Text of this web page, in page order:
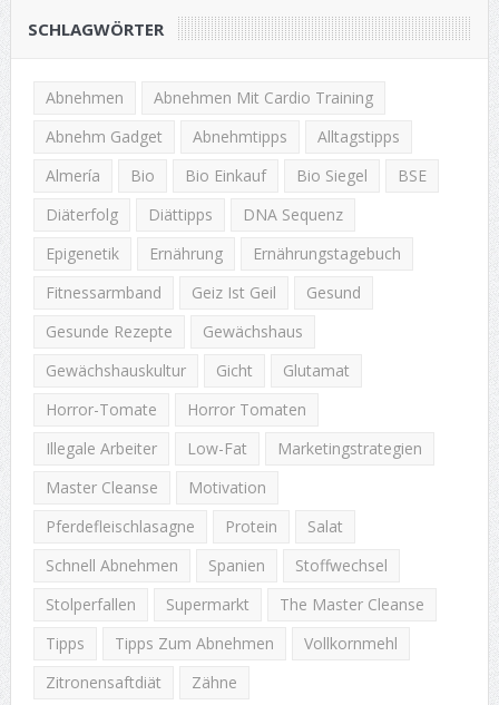
SCHLAGWÖRTER
Abnehmen
Abnehmen Mit Cardio Training
Abnehm Gadget
Abnehmtipps
Alltagstipps
Almería
Bio Bio Einkauf Bio Siegel
BSE
Diäterfolg
Diättipps
DNA Sequenz
Epigenetik
Ernährung
Ernährungstagebuch
Fitnessarmband
Geiz Ist Geil
Gesund
Gesunde Rezepte
Gewächshaus
Gewächshauskultur
Gicht
Glutamat
Horror-Tomate
Horror Tomaten
Illegale Arbeiter
Low-Fat
Marketingstrategien
Master Cleanse
Motivation
Pferdefleischlasagne
Protein
Salat
Schnell Abnehmen
Spanien
Stoffwechsel
Stolperfallen
Supermarkt
The Master Cleanse
Tipps
Tipps Zum Abnehmen
Vollkornmehl
Zitronensaftdiät
Zähne